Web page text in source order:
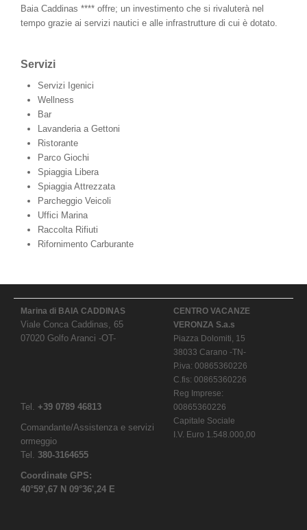
Baia Caddinas **** offre; un investimento che si rivaluterà nel
tempo grazie ai servizi nautici e alle infrastrutture di cui è dotato.
Servizi
Servizi Igenici
Wellness
Bar
Lavanderia a Gettoni
Ristorante
Parco Giochi
Spiaggia Libera
Spiaggia Attrezzata
Parcheggio Veicoli
Uffici Marina
Raccolta Rifiuti
Rifornimento Carburante
Marina di BAIA CADDINAS
Viale Conca Caddinas, 65
07020 Golfo Aranci -OT-
Tel. +39 0789 46813
Comandante/Assistenza e servizi
ormeggio
Tel. 380-3164655
Coordinate GPS:
40°59',67 N 09°36',24 E
CENTRO VACANZE
VERONZA S.a.s
Piazza Dolomiti, 15
38033 Carano -TN-
P.iva: 00865360226
C.fis: 00865360226
Reg Imprese:
00865360226
Capitale Sociale
I.V. Euro 1.548.000,00